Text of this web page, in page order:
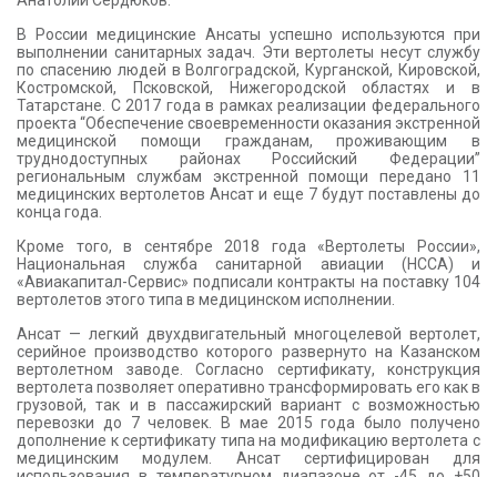
В России медицинские Ансаты успешно используются при
выполнении санитарных задач. Эти вертолеты несут службу
по спасению людей в Волгоградской, Курганской, Кировской,
Костромской, Псковской, Нижегородской областях и в
Татарстане. С 2017 года в рамках реализации федерального
проекта “Обеспечение своевременности оказания экстренной
медицинской помощи гражданам, проживающим в
труднодоступных районах Российский Федерации”
региональным службам экстренной помощи передано 11
медицинских вертолетов Ансат и еще 7 будут поставлены до
конца года.
Кроме того, в сентябре 2018 года «Вертолеты России»,
Национальная служба санитарной авиации (НССА) и
«Авиакапитал-Сервис» подписали контракты на поставку 104
вертолетов этого типа в медицинском исполнении.
Ансат — легкий двухдвигательный многоцелевой вертолет,
серийное производство которого развернуто на Казанском
вертолетном заводе. Согласно сертификату, конструкция
вертолета позволяет оперативно трансформировать его как в
грузовой, так и в пассажирский вариант с возможностью
перевозки до 7 человек. В мае 2015 года было получено
дополнение к сертификату типа на модификацию вертолета с
медицинским модулем. Ансат сертифицирован для